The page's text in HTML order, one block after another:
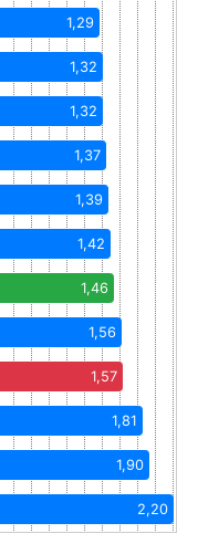
1,29
1,32
1,32
1,37
1,39
1,42
1,46
1,56
1,57
1,81
1,90
2,20